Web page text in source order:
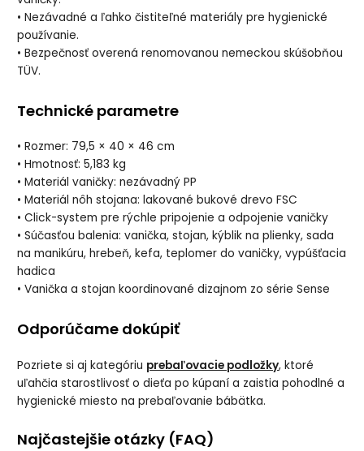
• Nezávadné a ľahko čistiteľné materiály pre hygienické
používanie.
• Bezpečnosť overená renomovanou nemeckou skúšobňou
TÜV.
Technické parametre
• Rozmer: 79,5 × 40 × 46 cm
• Hmotnosť: 5,183 kg
• Materiál vaničky: nezávadný PP
• Materiál nôh stojana: lakované bukové drevo FSC
• Click-system pre rýchle pripojenie a odpojenie vaničky
• Súčasťou balenia: vanička, stojan, kýblik na plienky, sada
na manikúru, hrebeň, kefa, teplomer do vaničky, vypúšťacia
hadica
• Vanička a stojan koordinované dizajnom zo série Sense
Odporúčame dokúpiť
Pozriete si aj kategóriu prebaľovacie podložky, ktoré
uľahčia starostlivosť o dieťa po kúpaní a zaistia pohodlné a
hygienické miesto na prebaľovanie bábätka.
Najčastejšie otázky (FAQ)